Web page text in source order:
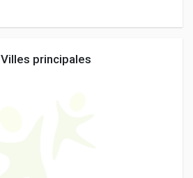
Villes principales